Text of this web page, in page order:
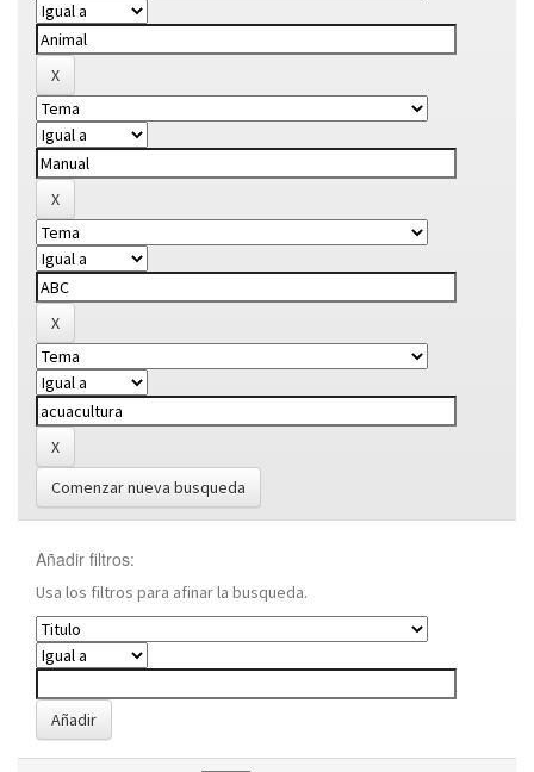
Comenzar nueva busqueda
Añadir filtros:
Usa los filtros para afinar la busqueda.